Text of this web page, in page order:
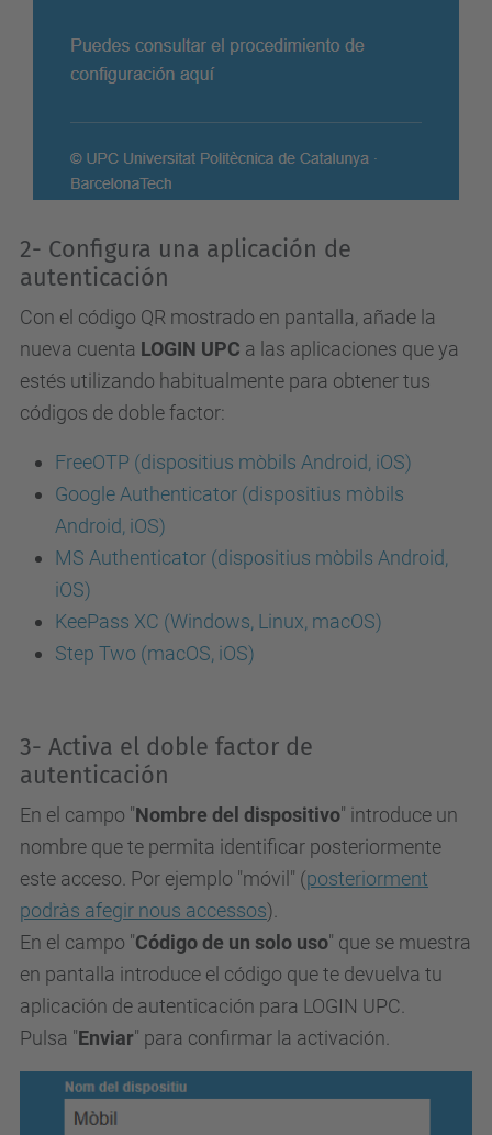
2- Configura una aplicación de
autenticación
Con el código QR mostrado en pantalla, añade la
nueva cuenta LOGIN UPC a las aplicaciones que ya
estés utilizando habitualmente para obtener tus
códigos de doble factor:
FreeOTP (dispositius mòbils Android, iOS)
Google Authenticator (dispositius mòbils
Android, iOS)
MS Authenticator (dispositius mòbils Android,
iOS)
KeePass XC (Windows, Linux, macOS)
Step Two (macOS, iOS)
3- Activa el doble factor de
autenticación
En el campo "Nombre del dispositivo" introduce un
nombre que te permita identificar posteriormente
este acceso. Por ejemplo "móvil" (posteriorment
podràs afegir nous accessos).
En el campo "Código de un solo uso" que se muestra
en pantalla introduce el código que te devuelva tu
aplicación de autenticación para LOGIN UPC.
Pulsa "Enviar" para confirmar la activación.